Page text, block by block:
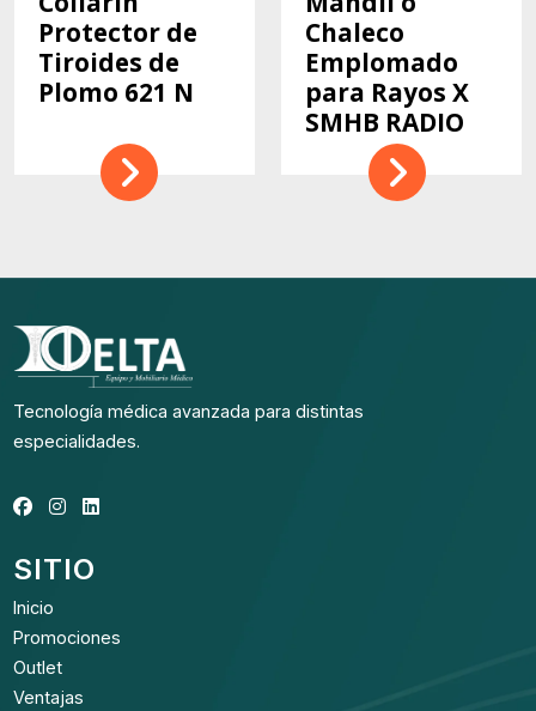
Protector de
Tiroides de
Plomo 621 N
Chaleco
Emplomado
para Rayos X
SMHB RADIO
Tecnología médica avanzada para distintas
especialidades.
SITIO
Inicio
Promociones
Outlet
Ventajas